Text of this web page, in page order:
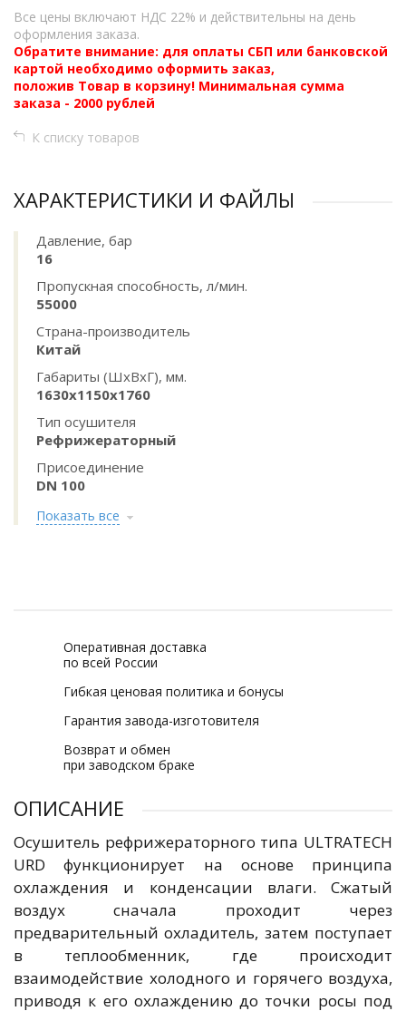
Все цены включают НДС 22% и действительны на день
оформления заказа.
Обратите внимание: для оплаты СБП или банковской
картой необходимо оформить заказ,
положив Товар в корзину! Минимальная сумма
заказа - 2000 рублей
К списку товаров
ХАРАКТЕРИСТИКИ И ФАЙЛЫ
Давление, бар
16
Пропускная способность, л/мин.
55000
Страна-производитель
Китай
Габариты (ШхВхГ), мм.
1630х1150х1760
Тип осушителя
Рефрижераторный
Присоединение
DN 100
Показать все
Оперативная доставка
по всей России
Гибкая ценовая политика и бонусы
Гарантия завода-изготовителя
Возврат и обмен
при заводском браке
ОПИСАНИЕ
Осушитель рефрижераторного типа ULTRATECH
URD функционирует на основе принципа
охлаждения и конденсации влаги. Сжатый
воздух сначала проходит через
предварительный охладитель, затем поступает
в теплообменник, где происходит
взаимодействие холодного и горячего воздуха,
приводя к его охлаждению до точки росы под